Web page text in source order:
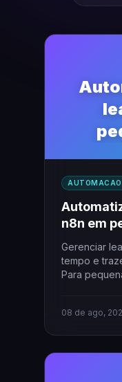
AUTOMACAO
n8n em
Gerenciar
tempo e
Para
08 de ago,